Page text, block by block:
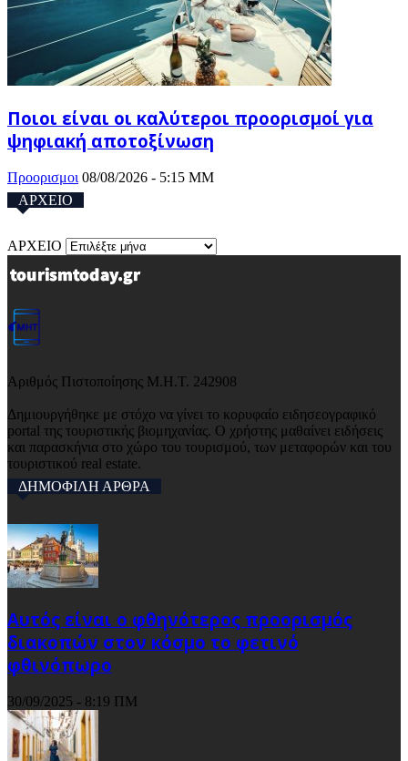
Ποιοι είναι οι καλύτεροι προορισμοί για
ψηφιακή αποτοξίνωση
Προορισμοι 08/08/2026 - 5:15 ΜΜ
ΑΡΧΕΙΟ
ΑΡΧΕΙΟ
Αριθμός Πιστοποίησης Μ.Η.Τ. 242908
Δημιουργήθηκε με στόχο να γίνει το κορυφαίο ειδησεογραφικό
portal της τουριστικής βιομηχανίας. Ο χρήστης μαθαίνει ειδήσεις
και παρασκήνια στο χώρο του τουρισμού, των μεταφορών και του
τουριστικού real estate.
ΔΗΜΟΦΙΛΗ ΑΡΘΡΑ
Αυτός είναι ο φθηνότερος προορισμός
διακοπών στον κόσμο το φετινό
φθινόπωρο
30/09/2025 - 8:19 ΠΜ